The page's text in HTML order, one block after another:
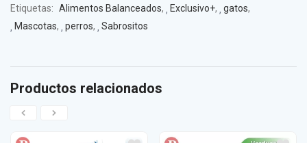
Etiquetas: Alimentos Balanceados, Exclusivo+, gatos,
Mascotas, perros, Sabrositos
Productos relacionados